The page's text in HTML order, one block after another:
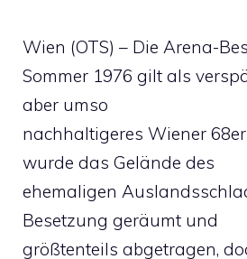
Wien (OTS) – Die Arena-
Sommer 1976 gilt als
aber umso
nachhaltigeres Wiener
wurde das Gelände des
ehemaligen
Besetzung geräumt und
größtenteils abgetragen,